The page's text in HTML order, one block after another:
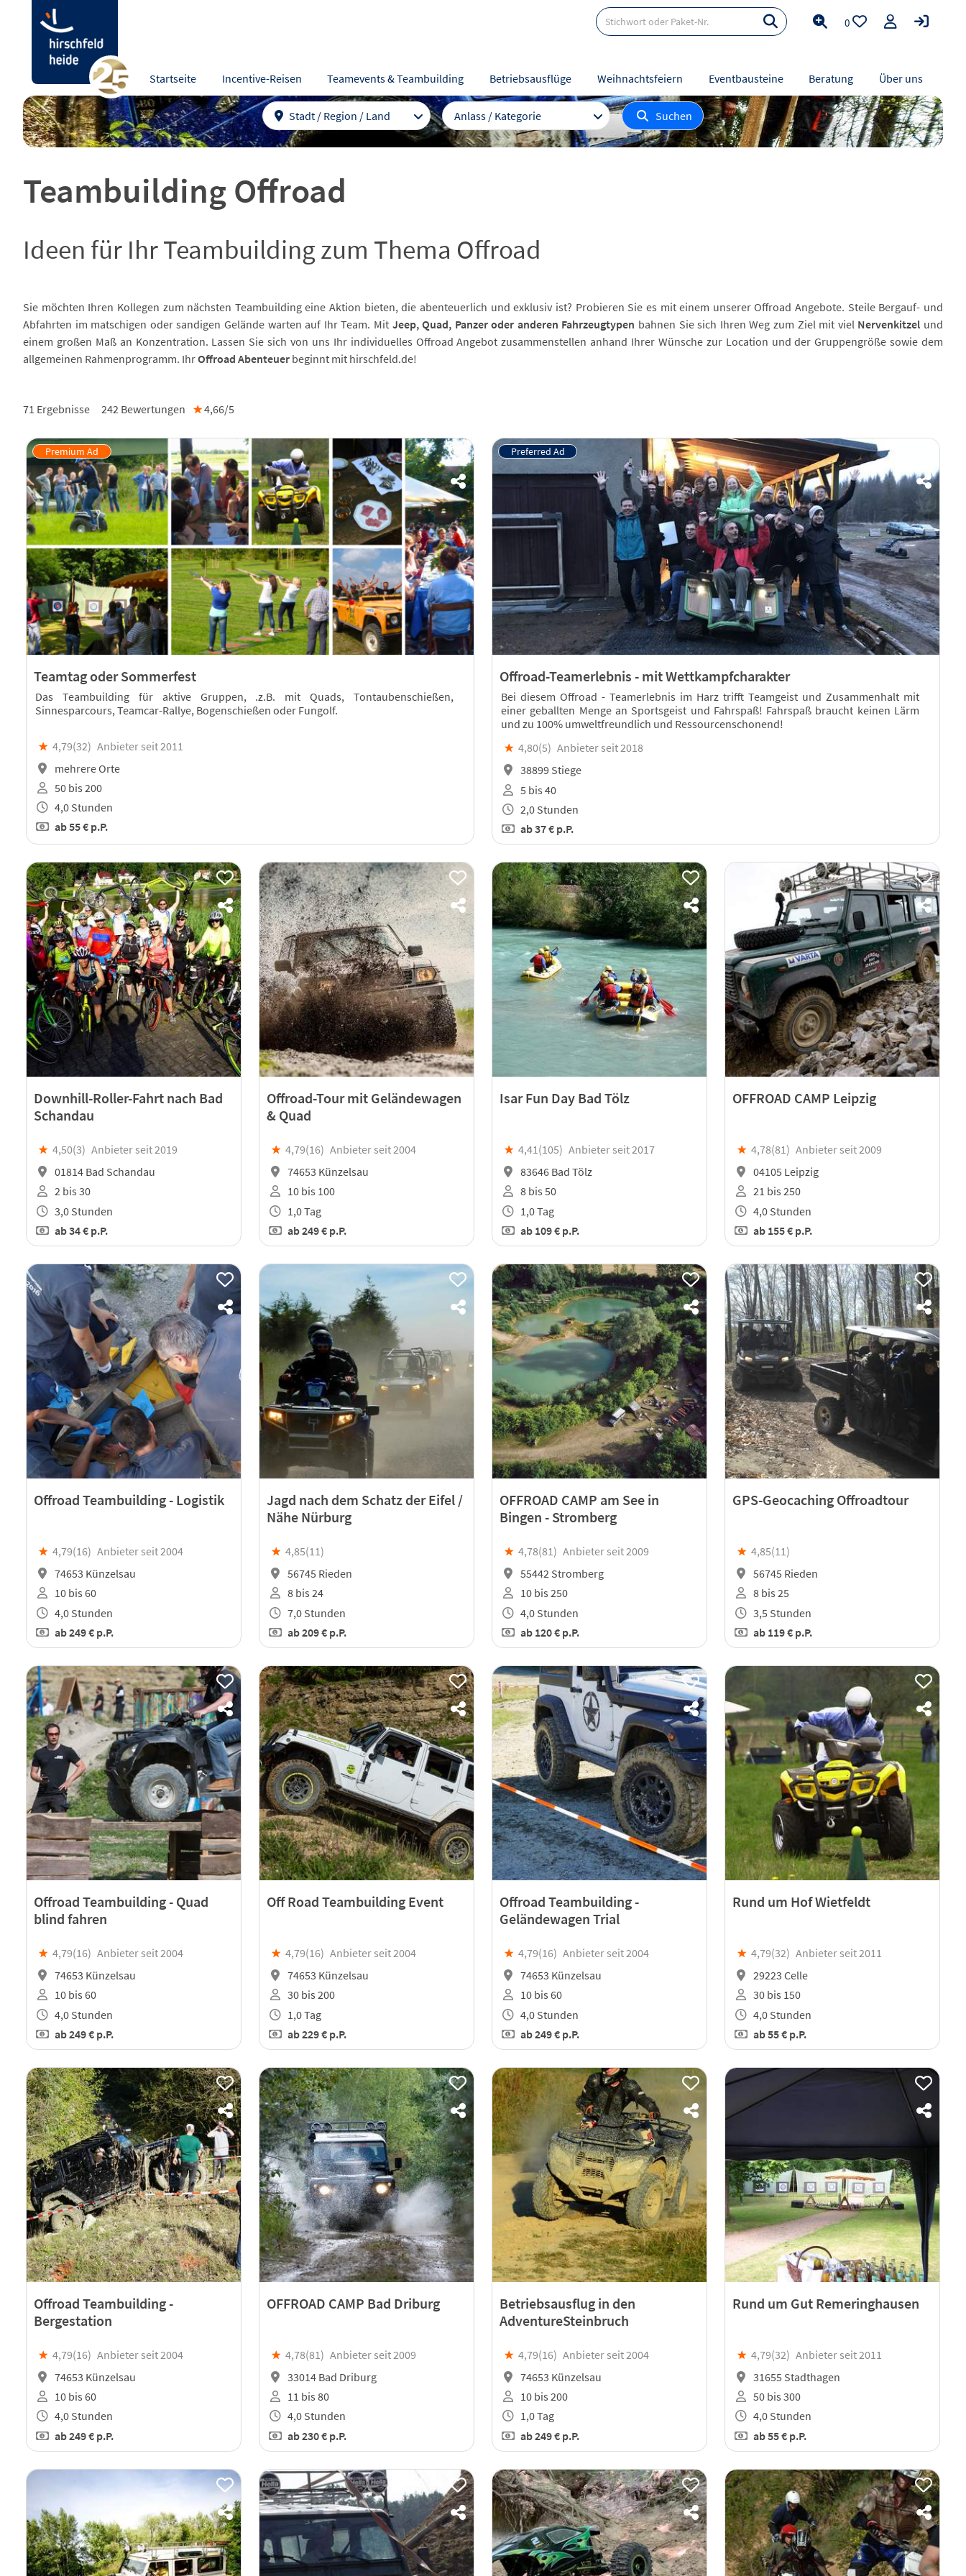
Startseite Incentive-Reisen Teamevents & Teambuilding Betriebsausflüge Weihnachtsfeiern Eventbausteine Beratung Über uns
0
Stadt / Region / Land Anlass / Kategorie Suchen
Teambuilding Offroad
Ideen für Ihr Teambuilding zum Thema Offroad
Sie möchten Ihren Kollegen zum nächsten Teambuilding eine Aktion bieten, die abenteuerlich und exklusiv ist? Probieren Sie es mit einem unserer Offroad Angebote. Steile Bergauf- und
Abfahrten im matschigen oder sandigen Gelände warten auf Ihr Team. MitJeep, Quad, Panzer oder anderen Fahrzeugtypen bahnen Sie sich Ihren Weg zum Ziel mit viel Nervenkitzel und
einem großen Maß an Konzentration. Lassen Sie sich von uns Ihr individuelles Offroad Angebot zusammenstellen anhand Ihrer Wünsche zur Location und der Gruppengröße sowie dem
allgemeinen Rahmenprogramm. IhrOffroad Abenteuer beginnt mit hirschfeld.de!
71 Ergebnisse 242 Bewertungen ★4,66/5
Teamtag oder Sommerfest
Das Teambuilding für aktive Gruppen, .z.B. mit Quads, Tontaubenschießen,
Sinnesparcours, Teamcar-Rallye, Bogenschießen oder Fungolf.
★ 4,79(32) Anbieter seit 2011
mehrere Orte
50 bis 200
4,0 Stunden
ab55 € p.P.
Offroad-Teamerlebnis - mit Wettkampfcharakter
Bei diesem Offroad - Teamerlebnis im Harz trifft Teamgeist und Zusammenhalt mit
einer geballten Menge an Sportsgeist und Fahrspaß! Fahrspaß braucht keinen Lärm
und zu 100% umweltfreundlich und Ressourcenschonend!
★ 4,80(5) Anbieter seit 2018
38899 Stiege
5 bis 40
2,0 Stunden
ab37 € p.P.
Downhill-Roller-Fahrt nach Bad
Schandau
★ 4,50(3) Anbieter seit 2019
01814 Bad Schandau
2 bis 30
3,0 Stunden
ab34 € p.P.
Offroad-Tour mit Geländewagen
& Quad
★ 4,79(16) Anbieter seit 2004
74653 Künzelsau
10 bis 100
1,0 Tag
ab249 € p.P.
Isar Fun Day Bad Tölz
★ 4,41(105) Anbieter seit 2017
83646 Bad Tölz
8 bis 50
1,0 Tag
ab 109 € p.P.
OFFROAD CAMP Leipzig
★ 4,78(81) Anbieter seit 2009
04105 Leipzig
21 bis 250
4,0 Stunden
ab 155 € p.P.
Offroad Teambuilding - Logistik
★ 4,79(16) Anbieter seit 2004
74653 Künzelsau
10 bis 60
4,0 Stunden
ab249 € p.P.
Jagd nach dem Schatz der Eifel /
Nähe Nürburg
★ 4,85(11)
56745 Rieden
8 bis 24
7,0 Stunden
ab209 € p.P.
OFFROAD CAMP am See in
Bingen - Stromberg
★ 4,78(81) Anbieter seit 2009
55442 Stromberg
10 bis 250
4,0 Stunden
ab 120 € p.P.
GPS-Geocaching Offroadtour
★ 4,85(11)
56745 Rieden
8 bis 25
3,5 Stunden
ab 119 € p.P.
Offroad Teambuilding - Quad
blind fahren
★ 4,79(16) Anbieter seit 2004
74653 Künzelsau
10 bis 60
4,0 Stunden
ab249 € p.P.
Off Road Teambuilding Event
★ 4,79(16) Anbieter seit 2004
74653 Künzelsau
30 bis 200
1,0 Tag
ab229 € p.P.
Offroad Teambuilding -
Geländewagen Trial
★ 4,79(16) Anbieter seit 2004
74653 Künzelsau
10 bis 60
4,0 Stunden
ab249 € p.P.
Rund um Hof Wietfeldt
★ 4,79(32) Anbieter seit 2011
29223 Celle
30 bis 150
4,0 Stunden
ab55 € p.P.
Offroad Teambuilding -
Bergestation
★ 4,79(16) Anbieter seit 2004
74653 Künzelsau
10 bis 60
4,0 Stunden
ab249 € p.P.
OFFROAD CAMP Bad Driburg
★ 4,78(81 ) Anbieter seit 2009
33014 Bad Driburg
11 bis 80
4,0 Stunden
ab230 € p.P.
Betriebsausflug in den
AdventureSteinbruch
★ 4,79(16) Anbieter seit 2004
74653 Künzelsau
10 bis 200
1,0 Tag
ab249 € p.P.
Rund um Gut Remeringhausen
★ 4,79(32) Anbieter seit 2011
31655 Stadthagen
50 bis 300
4,0 Stunden
ab55 € p.P.